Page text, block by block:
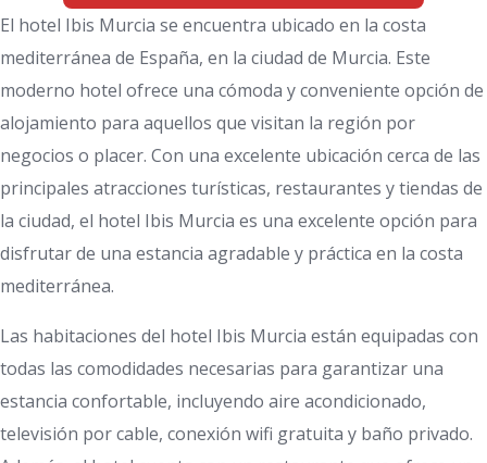
El hotel Ibis Murcia se encuentra ubicado en la costa
mediterránea de España, en la ciudad de Murcia. Este
moderno hotel ofrece una cómoda y conveniente opción de
alojamiento para aquellos que visitan la región por
negocios o placer. Con una excelente ubicación cerca de las
principales atracciones turísticas, restaurantes y tiendas de
la ciudad, el hotel Ibis Murcia es una excelente opción para
disfrutar de una estancia agradable y práctica en la costa
mediterránea.
Las habitaciones del hotel Ibis Murcia están equipadas con
todas las comodidades necesarias para garantizar una
estancia confortable, incluyendo aire acondicionado,
televisión por cable, conexión wifi gratuita y baño privado.